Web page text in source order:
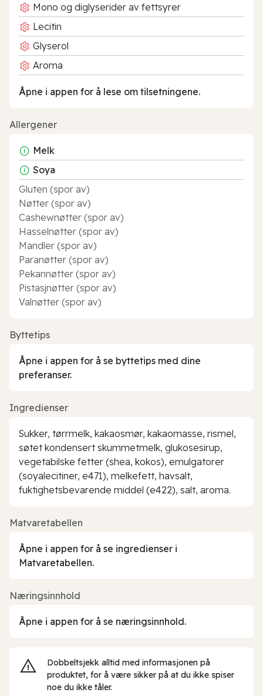
Mono og diglyserider av fettsyrer
Lecitin
Glyserol
Aroma
Åpne i appen for å lese om tilsetningene.
Allergener
Melk
Soya
Gluten (spor av)
Nøtter (spor av)
Cashewnøtter (spor av)
Hasselnøtter (spor av)
Mandler (spor av)
Paranøtter (spor av)
Pekannøtter (spor av)
Pistasjnøtter (spor av)
Valnøtter (spor av)
Byttetips
Åpne i appen for å se byttetips med dine
preferanser.
Ingredienser
Sukker, tørrmelk, kakaosmør, kakaomasse, rismel,
søtet kondensert skummetmelk, glukosesirup,
vegetabilske fetter (shea, kokos), emulgatorer
(soyalecitiner, e471), melkefett, havsalt,
fuktighetsbevarende middel (e422), salt, aroma.
Matvaretabellen
Åpne i appen for å se ingredienser i
Matvaretabellen.
Næringsinnhold
Åpne i appen for å se næringsinnhold.
Dobbeltsjekk alltid med informasjonen på
produktet, for å være sikker på at du ikke spiser
noe du ikke tåler.